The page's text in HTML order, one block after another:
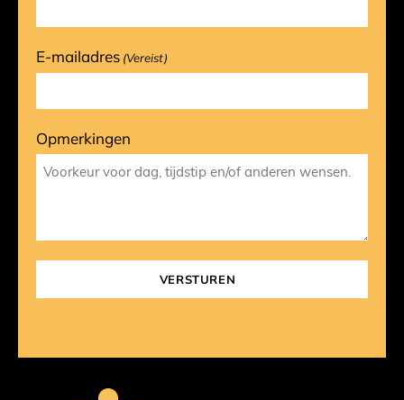
E-mailadres (Vereist)
Opmerkingen